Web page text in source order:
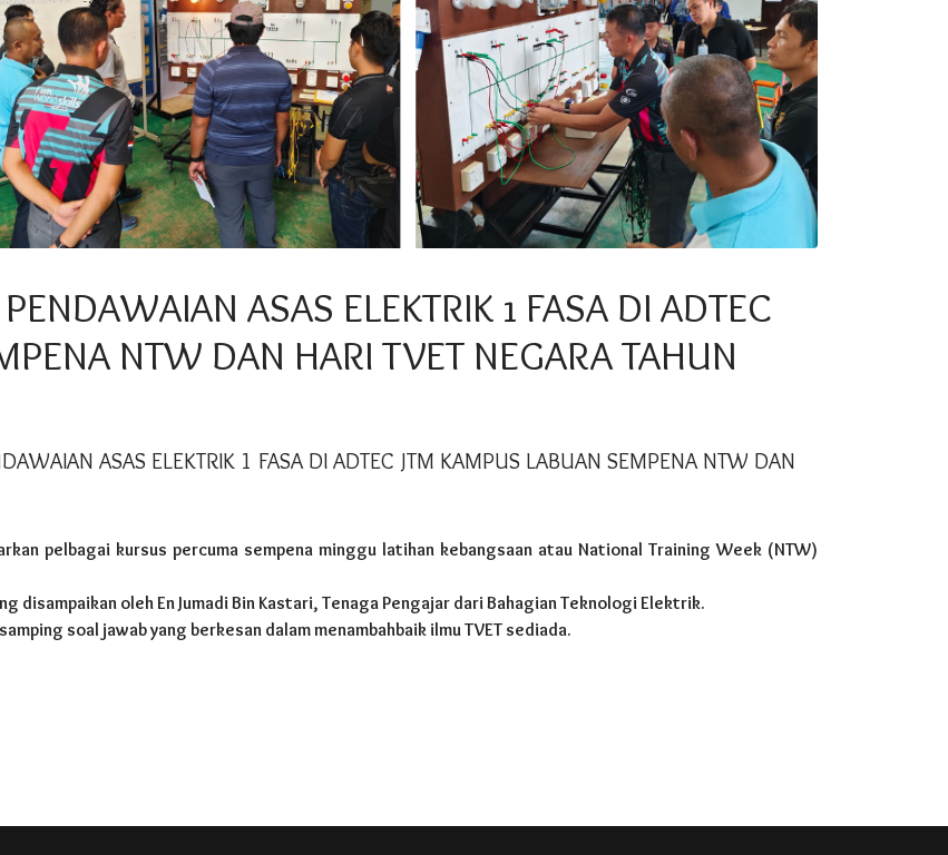
ASAS ELEKTRIK 1 FASA DI ADTEC
NTW DAN HARI TVET NEGARA TAHUN
ASAS ELEKTRIK 1 FASA DI ADTEC JTM KAMPUS LABUAN SEMPENA NTW DAN
pelbagai kursus percuma sempena minggu latihan kebangsaan atau National Training Week (NTW)
disampaikan oleh En Jumadi Bin Kastari, Tenaga Pengajar dari Bahagian Teknologi Elektrik.
soal jawab yang berkesan dalam menambahbaik ilmu TVET sediada.